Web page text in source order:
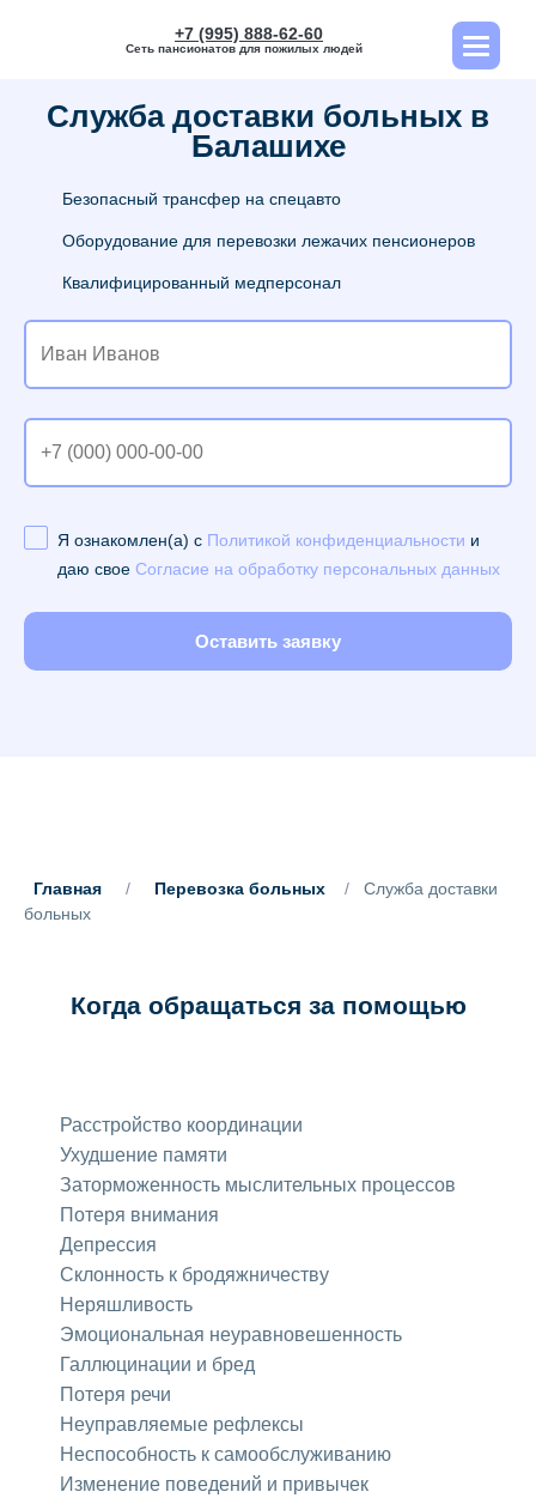
+7 (995) 888-62-60
Сеть пансионатов для пожилых людей
Служба доставки больных в
Балашихе
Безопасный трансфер на спецавто
Оборудование для перевозки лежачих пенсионеров
Квалифицированный медперсонал
Я ознакомлен(а) с Политикой конфиденциальности и
даю свое Согласие на обработку персональных данных
Оставить заявку
Главная / Перевозка больных /
Служба доставки
больных
Когда обращаться за помощью
Расстройство координации
Ухудшение памяти
Заторможенность мыслительных процессов
Потеря внимания
Депрессия
Склонность к бродяжничеству
Неряшливость
Эмоциональная неуравновешенность
Галлюцинации и бред
Потеря речи
Неуправляемые рефлексы
Неспособность к самообслуживанию
Изменение поведений и привычек